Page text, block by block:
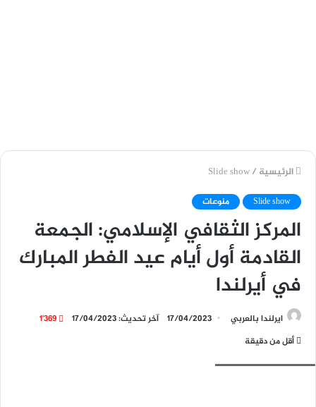
الرئيسية /
Slide show
Slide show منوعات
المركز الثقافي الإسلامي: الجمعة
القادمة أول أيام عيد الفطر المبارك
في أيرلندا
ايرلندا بالعربي 17/04/2023 آخر تحديث: 17/04/2023
1٬369
أقل من دقيقة